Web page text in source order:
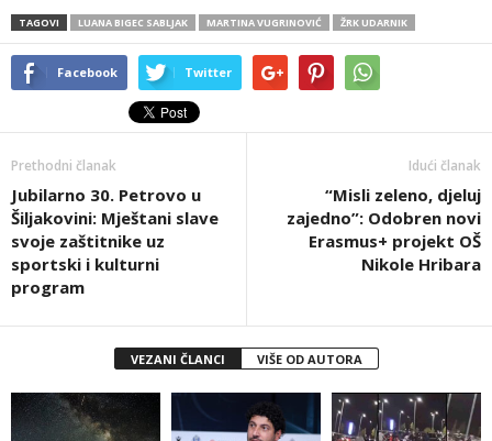
TAGOVI LUANA BIGEC SABLJAK MARTINA VUGRINOVIĆ ŽRK UDARNIK
Facebook Twitter
Prethodni članak
Jubilarno 30. Petrovo u
Šiljakovini: Mještani slave
svoje zaštitnike uz
sportski i kulturni
program
Idući članak
“Misli zeleno, djeluj
zajedno”: Odobren novi
Erasmus+ projekt OŠ
Nikole Hribara
VEZANI ČLANCI VIŠE OD AUTORA